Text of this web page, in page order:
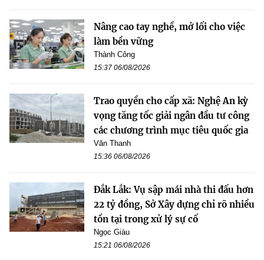
Nâng cao tay nghề, mở lối cho việc
làm bền vững
Thành Công
15:37 06/08/2026
Trao quyền cho cấp xã: Nghệ An kỳ
vọng tăng tốc giải ngân đầu tư công
các chương trình mục tiêu quốc gia
Văn Thanh
15:36 06/08/2026
Đắk Lắk: Vụ sập mái nhà thi đấu hơn
22 tỷ đồng, Sở Xây dựng chỉ rõ nhiều
tồn tại trong xử lý sự cố
Ngọc Giàu
15:21 06/08/2026